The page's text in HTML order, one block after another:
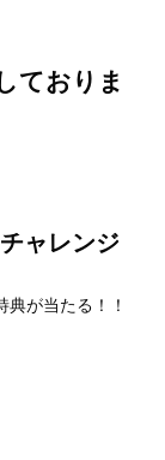
ておりま
ャレンジ
が当たる！！